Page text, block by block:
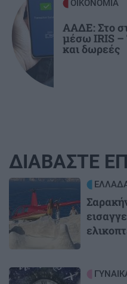
ΟΙΚΟΝΟΜΙΑ
ΑΑΔΕ: Στο
μέσω IRIS –
και δωρεές
ΔΙΑΒΑΣΤΕ
Image
Image